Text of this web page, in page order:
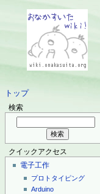
トップ
検索
クイックアクセス
電子工作
プロトタイピング
Arduino